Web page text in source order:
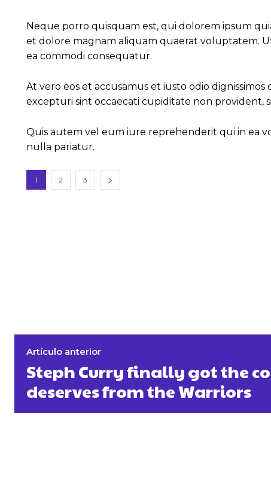
Neque porro quisquam est, qui dolorem ipsum
et dolore magnam aliquam quaerat voluptatem.
ea commodi consequatur.
At vero eos et accusamus et iusto odio
excepturi sint occaecati cupiditate non provident,
Quis autem vel eum iure reprehenderit qui in ea
nulla pariatur.
1 2 3
Artículo anterior
Steph Curry finally got the
deserves from the Warriors